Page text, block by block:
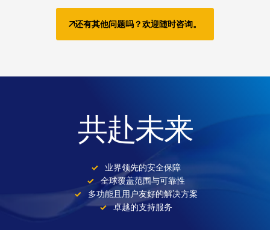
还有其他问题吗？欢迎随时咨询。
共赴未来
业界领先的安全保障
全球覆盖范围与可靠性
多功能且用户友好的解决方案
卓越的支持服务